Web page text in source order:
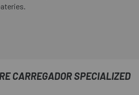
CARREGADOR SPECIALIZED